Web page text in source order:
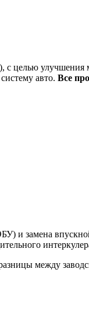
целью
авто. Все
и замена
между